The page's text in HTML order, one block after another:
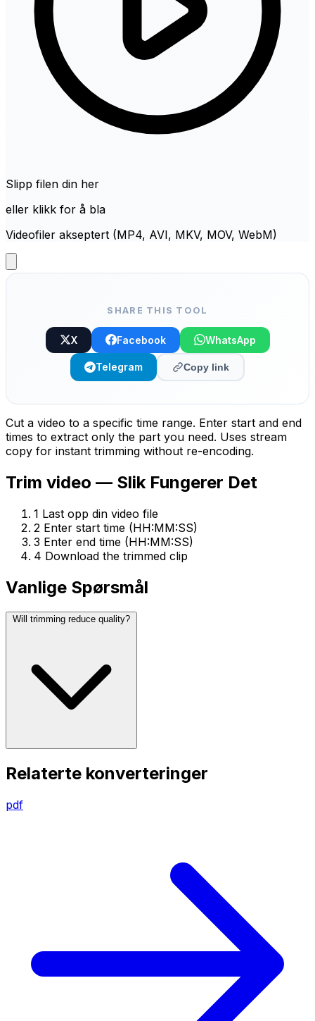
Slipp filen din her
eller klikk for å bla
Videofiler akseptert (MP4, AVI, MKV, MOV, WebM)
SHARE THIS TOOL
X Facebook WhatsApp
Telegram Copy link
Cut a video to a specific time range. Enter start and end
times to extract only the part you need. Uses stream
copy for instant trimming without re-encoding.
Trim video — Slik Fungerer Det
1 Last opp din video file
2 Enter start time (HH:MM:SS)
3 Enter end time (HH:MM:SS)
4 Download the trimmed clip
Vanlige Spørsmål
Will trimming reduce quality?
Relaterte konverteringer
pdf